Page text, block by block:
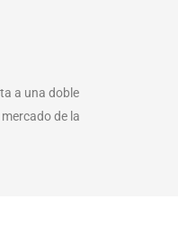
a una doble
de la